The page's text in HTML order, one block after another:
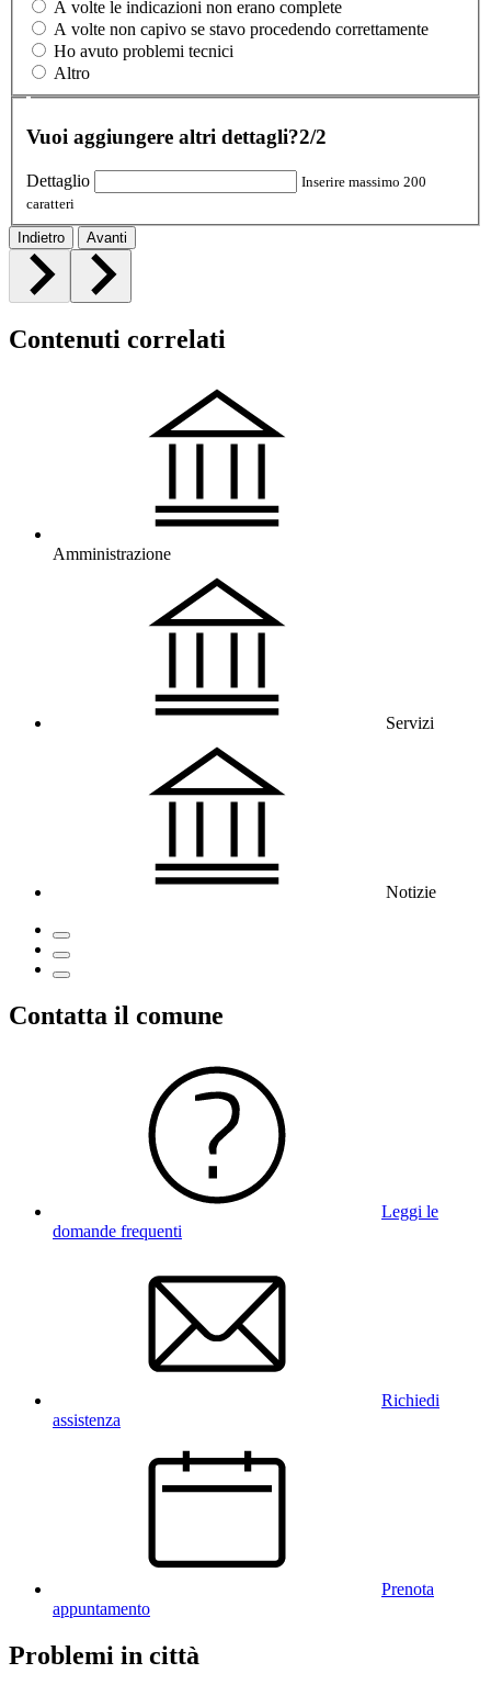
A volte le indicazioni non erano complete
A volte non capivo se stavo procedendo correttamente
Ho avuto problemi tecnici
Altro
Vuoi aggiungere altri dettagli?2/2
Dettaglio
Inserire massimo 200
caratteri
Indietro Avanti
Contenuti correlati
Amministrazione
Servizi
Notizie
Contatta il comune
Leggi le
domande frequenti
Richiedi
assistenza
Prenota
appuntamento
Problemi in città